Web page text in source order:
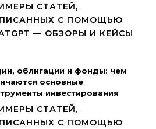
СТАТЕЙ,
С ПОМОЩЬЮ
— ОБЗОРЫ И КЕЙСЫ
облигации и фонды: чем
основные
инвестирования
СТАТЕЙ,
С ПОМОЩЬЮ